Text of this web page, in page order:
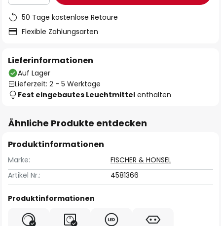
50 Tage kostenlose Retoure
Flexible Zahlungsarten
Lieferinformationen
Auf Lager
Lieferzeit: 2 - 5 Werktage
Fest eingebautes Leuchtmittel enthalten
Ähnliche Produkte entdecken
Produktinformationen
Marke:
FISCHER & HONSEL
Artikel Nr.:
4581366
Produktinformationen